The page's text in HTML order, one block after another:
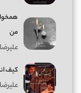
من
کیف